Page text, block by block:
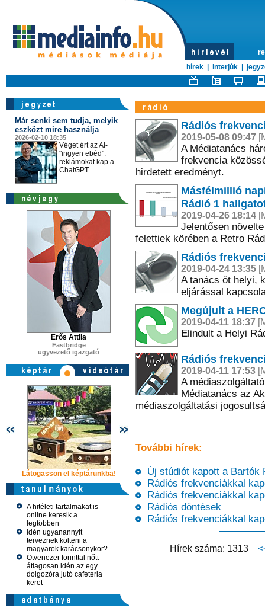
hírek
interjúk
Már senki sem tudja, melyik
eszközt mire használja
2026-02-10 18:35
Véget ért az AI-
"ingyen ebéd":
reklámokat kap a
ChatGPT.
Erős Attila
Fastbridge
ügyvezető igazgató
Látogasson el képtárunkba! Látogasson el képtárunkba! Látogasson
A hitéleti tartalmakat is
online keresik a
legtöbben
idén ugyanannyit
terveznek költeni a
magyarok karácsonykor?
Ötvenezer forinttal nőtt
átlagosan idén az egy
dolgozóra jutó cafeteria
keret
Rádiós
2019-05-08 09:47
A Médiatanács
frekvencia
hirdetett eredményt.
Másfélmillió
Rádió 1
2019-04-26 18:14
Jelentősen
felettiek körében a Retro
Rádiós
2019-04-24 13:35
A tanács öt helyi,
eljárással
Megújult a
2019-04-11 18:37
Elindult a Helyi
Rádiós
2019-04-11 17:53
A
Médiatanács az
médiaszolgáltatási
További hírek:
Új stúdiót kapott a Bartók
Rádiós frekvenciákkal
Rádiós frekvenciákkal
Rádiós döntések
Rádiós frekvenciákkal
Hírek száma: 1313